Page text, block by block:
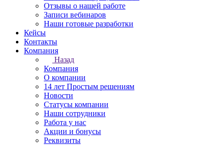
Отзывы о нашей работе
Записи вебинаров
Наши готовые разработки
Кейсы
Контакты
Компания
Назад
Компания
О компании
14 лет Простым решениям
Новости
Статусы компании
Наши сотрудники
Работа у нас
Акции и бонусы
Реквизиты